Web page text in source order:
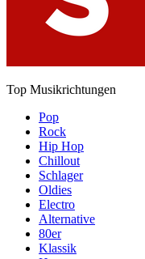
Top Musikrichtungen
Pop
Rock
Hip Hop
Chillout
Schlager
Oldies
Electro
Alternative
80er
Klassik